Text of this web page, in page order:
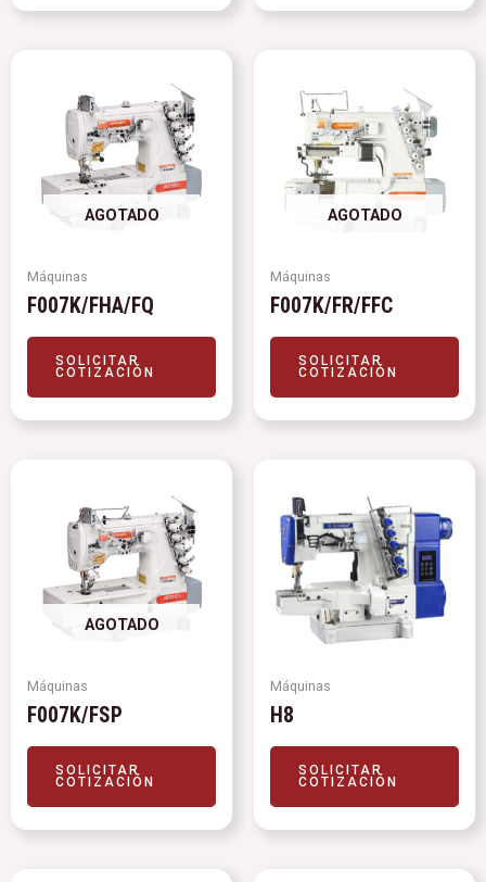
AGOTADO
Máquinas
F007K/FHA/FQ
SOLICITAR
COTIZACIÓN
AGOTADO
Máquinas
F007K/FR/FFC
SOLICITAR
COTIZACIÓN
AGOTADO
Máquinas
F007K/FSP
SOLICITAR
COTIZACIÓN
Máquinas
H8
SOLICITAR
COTIZACIÓN